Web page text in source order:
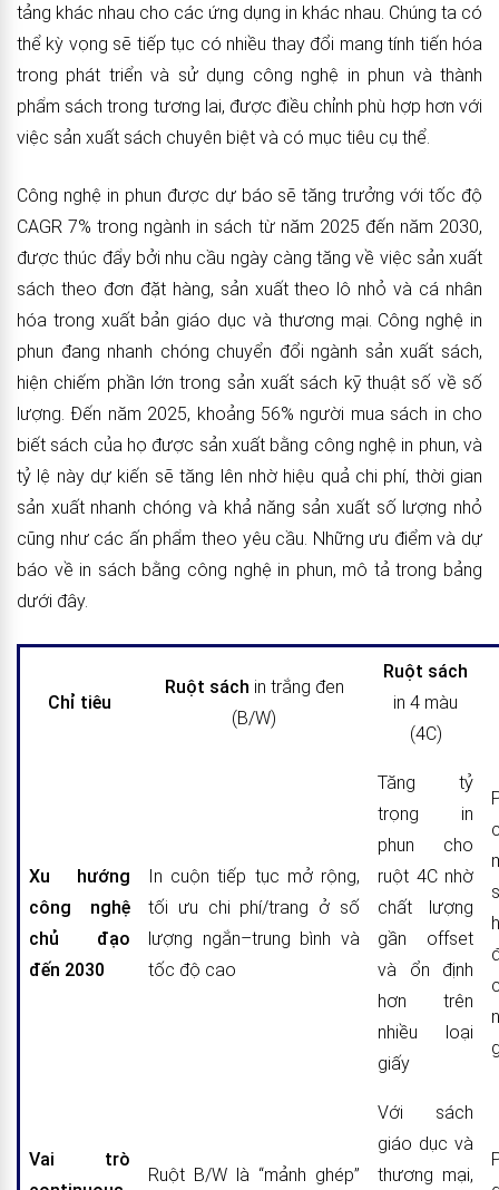
tảng khác nhau cho các ứng dụng in khác nhau. Chúng ta có
thể kỳ vọng sẽ tiếp tục có nhiều thay đổi mang tính tiến hóa
trong phát triển và sử dụng công nghệ in phun và thành
phẩm sách trong tương lai, được điều chỉnh phù hợp hơn với
việc sản xuất sách chuyên biệt và có mục tiêu cụ thể.
Công nghệ in phun được dự báo sẽ tăng trưởng với tốc độ
CAGR 7% trong ngành in sách từ năm 2025 đến năm 2030,
được thúc đẩy bởi nhu cầu ngày càng tăng về việc sản xuất
sách theo đơn đặt hàng, sản xuất theo lô nhỏ và cá nhân
hóa trong xuất bản giáo dục và thương mại. Công nghệ in
phun đang nhanh chóng chuyển đổi ngành sản xuất sách,
hiện chiếm phần lớn trong sản xuất sách kỹ thuật số về số
lượng. Đến năm 2025, khoảng 56% người mua sách in cho
biết sách của họ được sản xuất bằng công nghệ in phun, và
tỷ lệ này dự kiến ​​sẽ tăng lên nhờ hiệu quả chi phí, thời gian
sản xuất nhanh chóng và khả năng sản xuất số lượng nhỏ
cũng như các ấn phẩm theo yêu cầu. Những ưu điểm và dự
báo về in sách bằng công nghệ in phun, mô tả trong bảng
dưới đây.
Chỉ tiêu
Ruột sách in trắng đen
(B/W)
Ruột sách
in 4 màu
(4C)
Xu hướng
công nghệ
chủ đạo
đến 2030
In cuộn tiếp tục mở rộng,
tối ưu chi phí/trang ở số
lượng ngắn–trung bình và
tốc độ cao
Tăng tỷ
trọng in
phun cho
ruột 4C nhờ
chất lượng
gần offset
và ổn định
hơn trên
nhiều loại
giấy
Vai trò
Ruột B/W là “mảnh ghép”
Với sách
giáo dục và
thương mại,